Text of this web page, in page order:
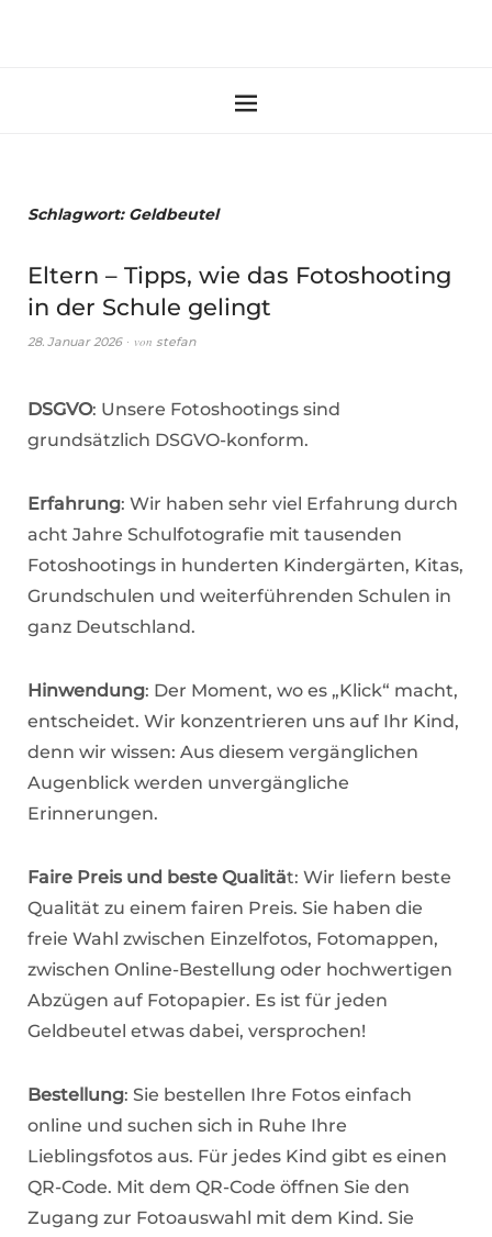
Schlagwort: Geldbeutel
Eltern – Tipps, wie das Fotoshooting
in der Schule gelingt
28. Januar 2026 von stefan
DSGVO: Unsere Fotoshootings sind
grundsätzlich DSGVO-konform.
Erfahrung: Wir haben sehr viel Erfahrung durch
acht Jahre Schulfotografie mit tausenden
Fotoshootings in hunderten Kindergärten, Kitas,
Grundschulen und weiterführenden Schulen in
ganz Deutschland.
Hinwendung: Der Moment, wo es „Klick“ macht,
entscheidet. Wir konzentrieren uns auf Ihr Kind,
denn wir wissen: Aus diesem vergänglichen
Augenblick werden unvergängliche
Erinnerungen.
Faire Preis und beste Qualität: Wir liefern beste
Qualität zu einem fairen Preis. Sie haben die
freie Wahl zwischen Einzelfotos, Fotomappen,
zwischen Online-Bestellung oder hochwertigen
Abzügen auf Fotopapier. Es ist für jeden
Geldbeutel etwas dabei, versprochen!
Bestellung: Sie bestellen Ihre Fotos einfach
online und suchen sich in Ruhe Ihre
Lieblingsfotos aus. Für jedes Kind gibt es einen
QR-Code. Mit dem QR-Code öffnen Sie den
Zugang zur Fotoauswahl mit dem Kind. Sie